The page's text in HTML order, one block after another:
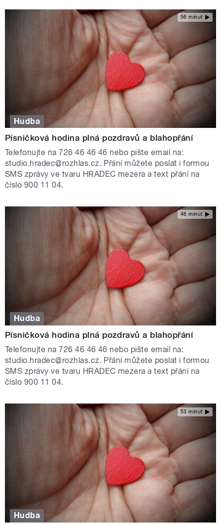
56 minut
Hudba
Písničková hodina plná pozdravů a blahopřání
Telefonujte na 726 46 46 46 nebo pište email na:
studio.hradec@rozhlas.cz. Přání můžete poslat i formou
SMS zprávy ve tvaru HRADEC mezera a text přání na
číslo 900 11 04.
46 minut
Hudba
Písničková hodina plná pozdravů a blahopřání
Telefonujte na 726 46 46 46 nebo pište email na:
studio.hradec@rozhlas.cz. Přání můžete poslat i formou
SMS zprávy ve tvaru HRADEC mezera a text přání na
číslo 900 11 04.
53 minut
Hudba